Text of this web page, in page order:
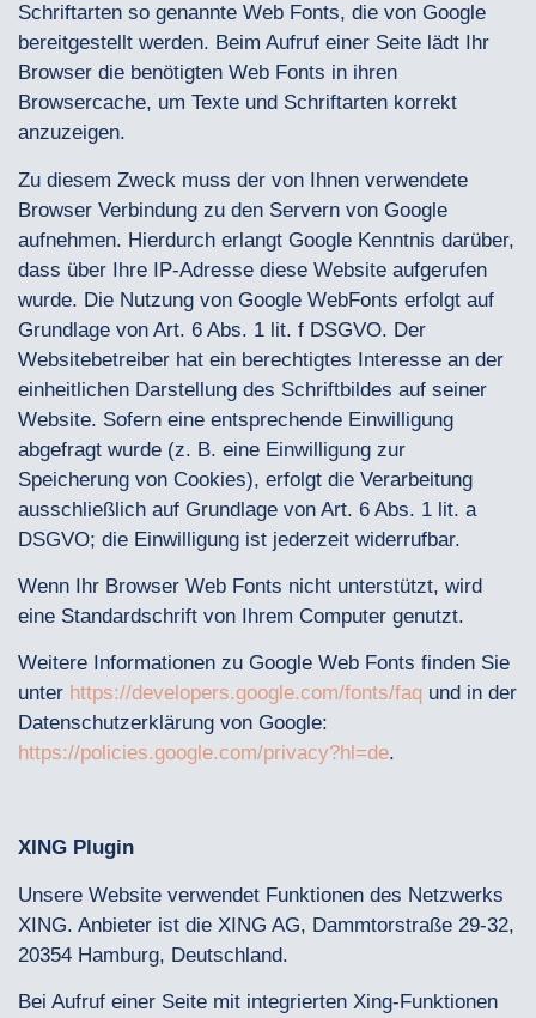
Schriftarten so genannte Web Fonts, die von Google
bereitgestellt werden. Beim Aufruf einer Seite lädt Ihr
Browser die benötigten Web Fonts in ihren
Browsercache, um Texte und Schriftarten korrekt
anzuzeigen.
Zu diesem Zweck muss der von Ihnen verwendete
Browser Verbindung zu den Servern von Google
aufnehmen. Hierdurch erlangt Google Kenntnis darüber,
dass über Ihre IP-Adresse diese Website aufgerufen
wurde. Die Nutzung von Google WebFonts erfolgt auf
Grundlage von Art. 6 Abs. 1 lit. f DSGVO. Der
Websitebetreiber hat ein berechtigtes Interesse an der
einheitlichen Darstellung des Schriftbildes auf seiner
Website. Sofern eine entsprechende Einwilligung
abgefragt wurde (z. B. eine Einwilligung zur
Speicherung von Cookies), erfolgt die Verarbeitung
ausschließlich auf Grundlage von Art. 6 Abs. 1 lit. a
DSGVO; die Einwilligung ist jederzeit widerrufbar.
Wenn Ihr Browser Web Fonts nicht unterstützt, wird
eine Standardschrift von Ihrem Computer genutzt.
Weitere Informationen zu Google Web Fonts finden Sie
unter https://developers.google.com/fonts/faq und in der
Datenschutzerklärung von Google:
https://policies.google.com/privacy?hl=de.
XING Plugin
Unsere Website verwendet Funktionen des Netzwerks
XING. Anbieter ist die XING AG, Dammtorstraße 29-32,
20354 Hamburg, Deutschland.
Bei Aufruf einer Seite mit integrierten Xing-Funktionen